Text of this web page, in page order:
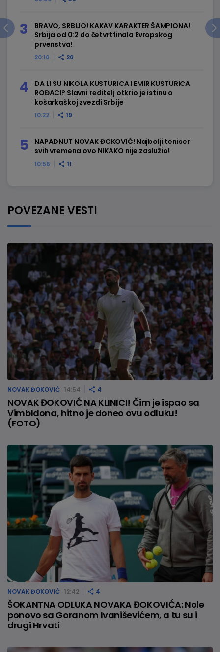
20:16 26
BRAVO, SRBIJO! KAKAV KARAKTER ŠAMPIONA!
Srbija od 0:2 do četvrtfinala Evropskog
prvenstva!
10:22 19
DA LI SU NIKOLA KUSTURICA I EMIR KUSTURICA
ROĐACI? Slavni reditelj otkrio je istinu o
košarkaškoj zvezdi Srbije
10:56 11
NAPADNUT NOVAK ĐOKOVIĆ! Najbolji teniser
svih vremena ovo NIKAKO nije zaslužio!
POVEZANE VESTI
NOVAK ĐOKOVIĆ 14:54 4
NOVAK ĐOKOVIĆ NA KLINICI! Čim je ispao sa
Vimbldona, hitno je doneo ovu odluku!
(FOTO)
NOVAK ĐOKOVIĆ 12:42 4
ŠOKANTNA ODLUKA NOVAKA ĐOKOVIĆA: Nole
ponovo sa Goranom Ivaniševićem, a tu su i
drugi Hrvati